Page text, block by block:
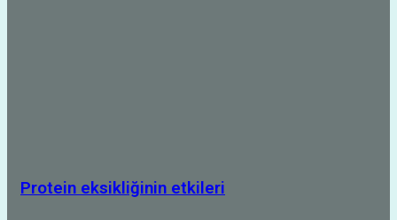
Protein eksikliğinin etkileri